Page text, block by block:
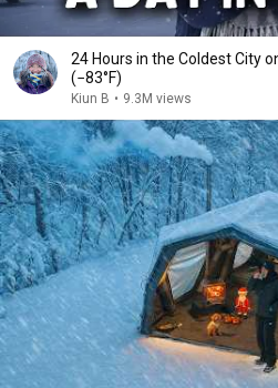
24 Hours in the Coldest City
(−83°F)
Kiun B • 9.3M views